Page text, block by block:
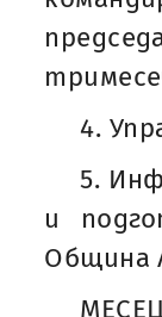
4.
5.
и
Община